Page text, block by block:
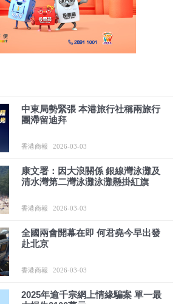
中東局勢緊張 本港旅行社稱兩旅行
團滯留迪拜
香港商報 2026-03-03
康文署：因大浪關係 銀線灣泳灘及
清水灣第二灣泳灘泳灘懸掛紅旗
香港商報 2026-03-03
全國兩會開幕在即 何君堯今早出發
赴北京
香港商報 2026-03-03
2025年逾千宗網上情緣騙案 單一最